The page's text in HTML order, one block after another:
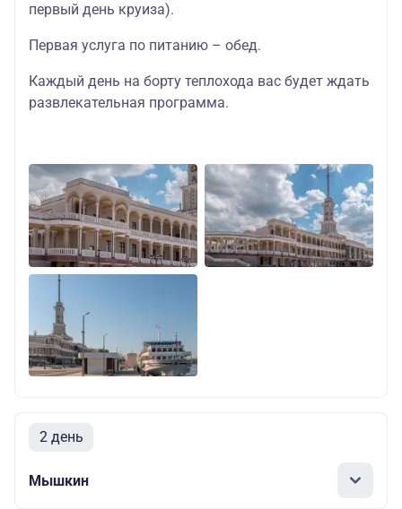
первый день круиза).
Первая услуга по питанию – обед.
Каждый день на борту теплохода вас будет ждать
развлекательная программа.
2 день
Мышкин